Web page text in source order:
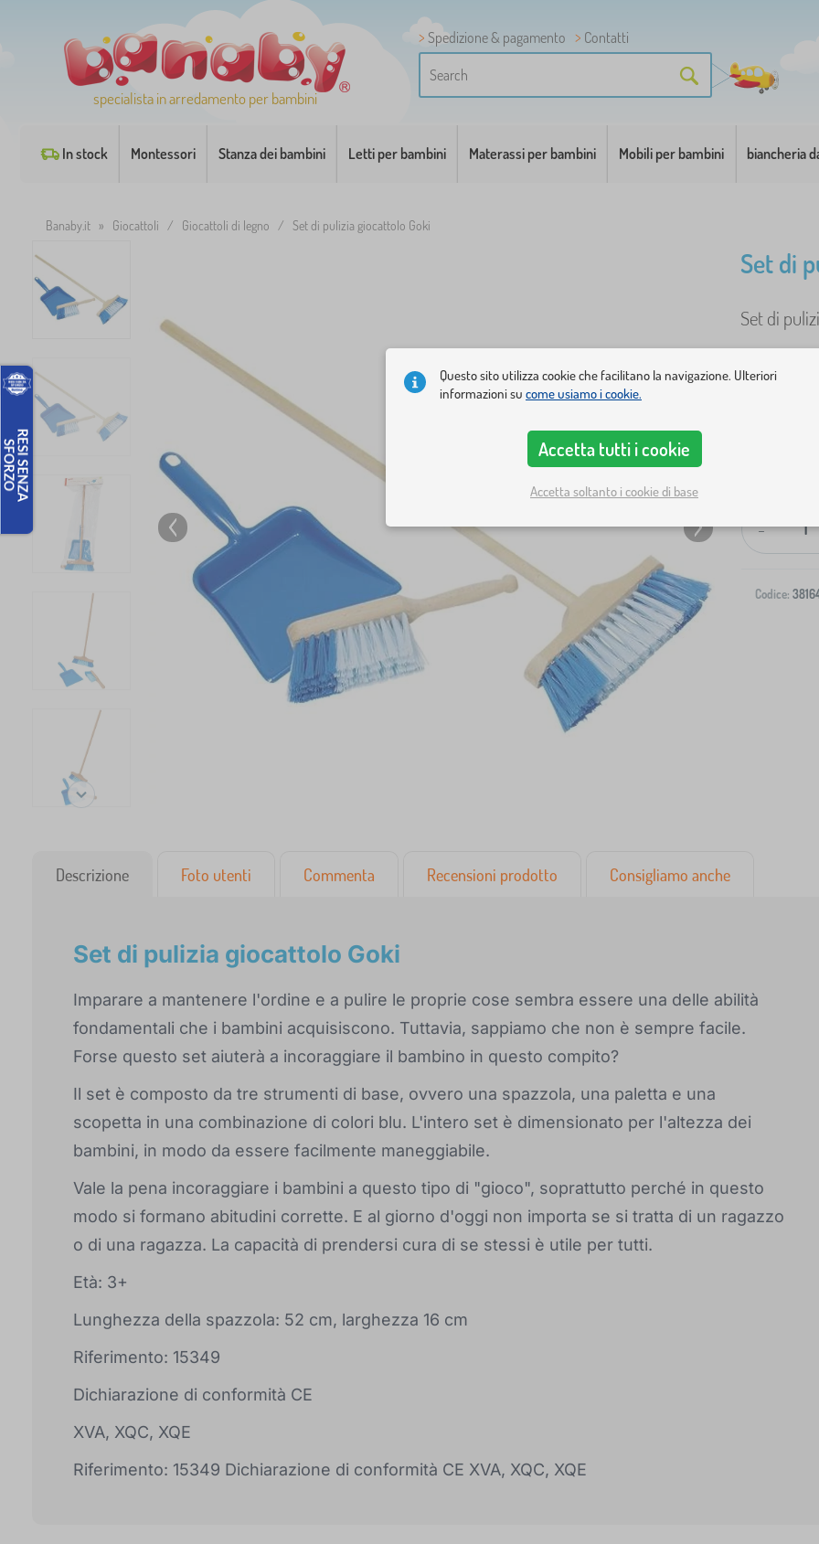
specialista in arredamento per bambini
Spedizione & pagamento
Contatti
In stock Montessori Stanza dei bambini Letti per bambini Materassi per bambini Mobili per bambini biancheria
Banaby.it » Giocattoli / Giocattoli di legno / Set di pulizia giocattolo Goki
Set di
Set di
Spedizione
-
Codice:
Descrizione Foto utenti Commenta Recensioni prodotto Consigliamo anche
Set di pulizia giocattolo Goki
Imparare a mantenere l'ordine e a pulire le proprie cose sembra essere una delle abilità
fondamentali che i bambini acquisiscono. Tuttavia, sappiamo che non è sempre facile.
Forse questo set aiuterà a incoraggiare il bambino in questo compito?
Il set è composto da tre strumenti di base, ovvero una spazzola, una paletta e una
scopetta in una combinazione di colori blu. L'intero set è dimensionato per l'altezza dei
bambini, in modo da essere facilmente maneggiabile.
Vale la pena incoraggiare i bambini a questo tipo di "gioco", soprattutto perché in questo
modo si formano abitudini corrette. E al giorno d'oggi non importa se si tratta di un ragazzo
o di una ragazza. La capacità di prendersi cura di se stessi è utile per tutti.
Età: 3+
Lunghezza della spazzola: 52 cm, larghezza 16 cm
Riferimento: 15349
Dichiarazione di conformità CE
XVA, XQC, XQE
Riferimento: 15349 Dichiarazione di conformità CE XVA, XQC, XQE
Questo sito utilizza cookie che facilitano la navigazione. Ulteriori
informazioni su come usiamo i cookie.
Accetta tutti i cookie
Accetta soltanto i cookie di base